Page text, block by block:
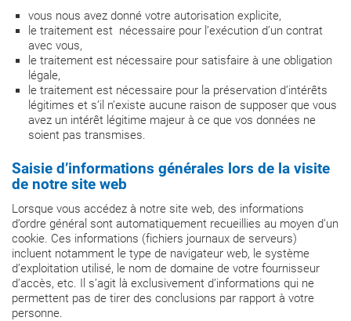
vous nous avez donné votre autorisation explicite,
le traitement est nécessaire pour l’exécution d’un contrat
avec vous,
le traitement est nécessaire pour satisfaire à une obligation
légale,
le traitement est nécessaire pour la préservation d’intérêts
légitimes et s’il n’existe aucune raison de supposer que vous
avez un intérêt légitime majeur à ce que vos données ne
soient pas transmises.
Saisie d’informations générales lors de la visite
de notre site web
Lorsque vous accédez à notre site web, des informations
d’ordre général sont automatiquement recueillies au moyen d’un
cookie. Ces informations (fichiers journaux de serveurs)
incluent notamment le type de navigateur web, le système
d’exploitation utilisé, le nom de domaine de votre fournisseur
d’accès, etc. Il s’agit là exclusivement d’informations qui ne
permettent pas de tirer des conclusions par rapport à votre
personne.